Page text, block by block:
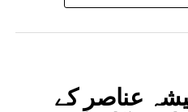
سنہا نے کہا کہ
ان سے ملاقات کے لیے
وہ ایشور سے دعا کرتے
مند اور خوش رہیں اور
عناصر کے